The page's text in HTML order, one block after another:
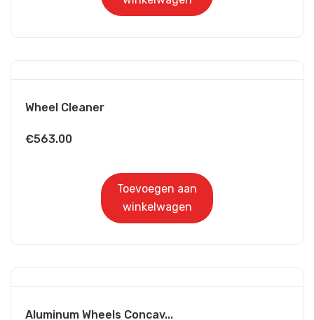
Wheel Cleaner
€563.00
Toevoegen aan
winkelwagen
Aluminum Wheels Concav...